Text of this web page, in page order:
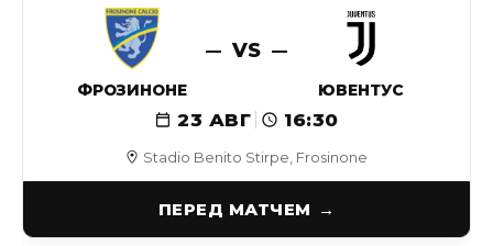
Stadio Benito Stirpe, Frosinone
ФРОЗИНОНЕ
VS
ЮВЕНТУС
23 АВГ 16:30
ПЕРЕД МАТЧЕМ